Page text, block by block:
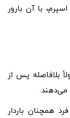
با آن بارور
بلافاصله پس از
می‌دهند.
همچنان باردار